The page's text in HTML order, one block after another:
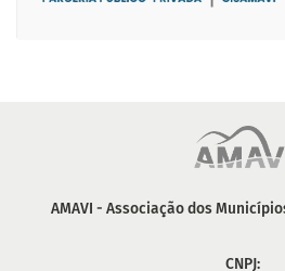
AMAVI - Associação dos
CNPJ: